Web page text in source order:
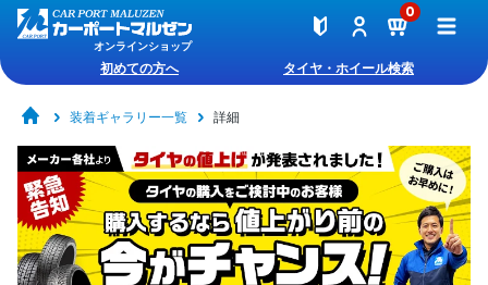
オンラインショップ
0
初めての方へ タイヤ・ホイール検索
装着ギャラリー一覧 詳細